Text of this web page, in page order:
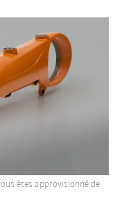
êtes approvisionné de